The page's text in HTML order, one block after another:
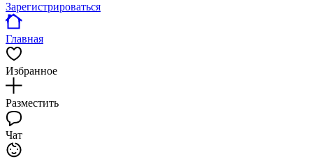
Зарегистрироваться
Главная
Избранное
Разместить
Чат